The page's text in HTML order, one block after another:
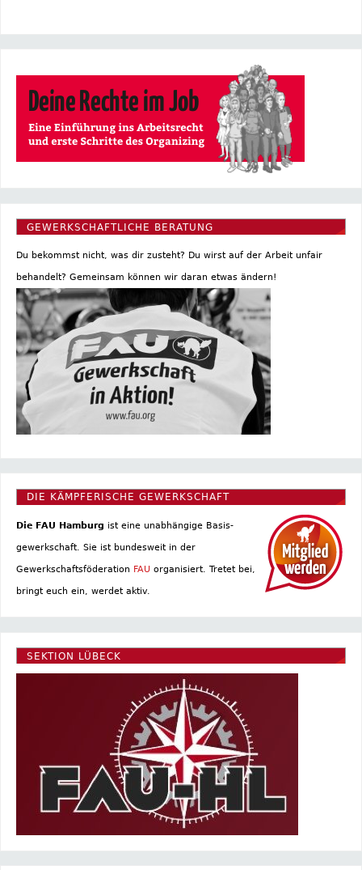
GEWERKSCHAFTLICHE BERATUNG
Du bekommst nicht, was dir zusteht? Du wirst auf der Arbeit unfair
behandelt? Gemeinsam können wir daran etwas ändern!
DIE KÄMPFERISCHE GEWERKSCHAFT
Die FAU Hamburg ist eine un­abhängige Basis­
gewerkschaft. Sie ist bundesweit in der
Gewerkschaftsföderation FAU organisiert. Tretet bei,
bringt euch ein, werdet aktiv.
SEKTION LÜBECK